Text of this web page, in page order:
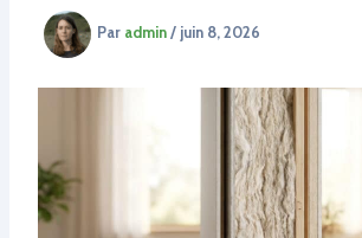
Par admin/ juin 8, 2026